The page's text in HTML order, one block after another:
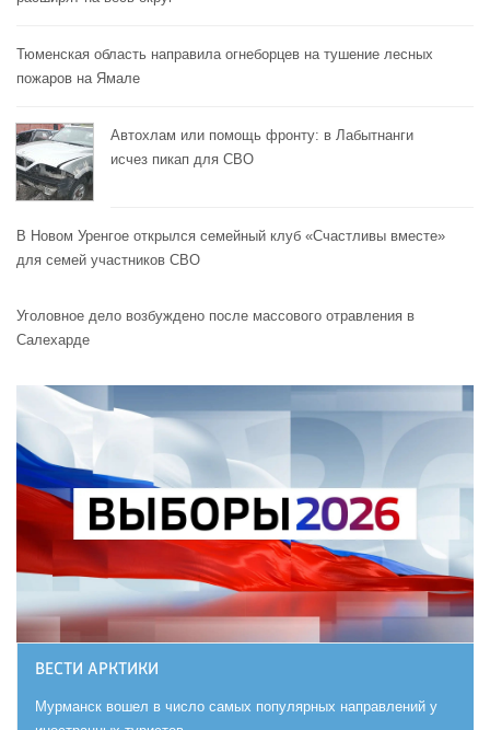
Тюменская область направила огнеборцев на тушение лесных
пожаров на Ямале
Автохлам или помощь фронту: в Лабытнанги
исчез пикап для СВО
В Новом Уренгое открылся семейный клуб «Счастливы вместе»
для семей участников СВО
Уголовное дело возбуждено после массового отравления в
Салехарде
ВЕСТИ АРКТИКИ
Мурманск вошел в число самых популярных направлений у